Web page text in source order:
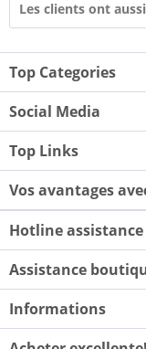
Les clients ont
Top Categories
Social Media
Top Links
Vos avantages
Hotline assistance
Assistance
Informations